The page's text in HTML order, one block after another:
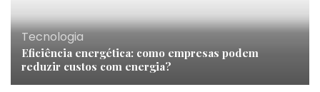
Tecnologia
Eficiência energética: como empresas podem
reduzir custos com energia?